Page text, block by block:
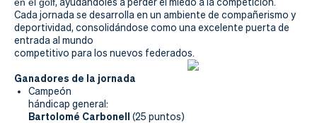
Aprender
Actualidad
Tienda
Cada jornada se desarrolla en un ambiente de compañerismo y
deportividad, consolidándose como una excelente puerta de
entrada al mundo
competitivo para los nuevos federados.
Ganadores de la jornada
Campeón
hándicap general:
Bartolomé Carbonell (25 puntos)